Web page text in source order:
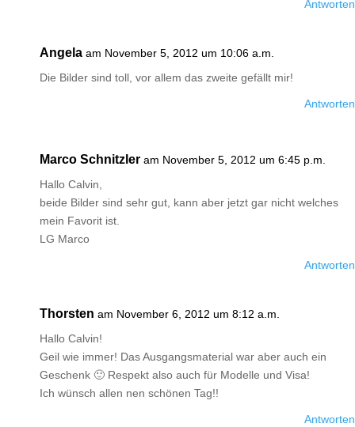
Antworten
Angela am November 5, 2012 um 10:06 a.m.
Die Bilder sind toll, vor allem das zweite gefällt mir!
Antworten
Marco Schnitzler am November 5, 2012 um 6:45 p.m.
Hallo Calvin,
beide Bilder sind sehr gut, kann aber jetzt gar nicht welches
mein Favorit ist.
LG Marco
Antworten
Thorsten am November 6, 2012 um 8:12 a.m.
Hallo Calvin!
Geil wie immer! Das Ausgangsmaterial war aber auch ein
Geschenk 🙂 Respekt also auch für Modelle und Visa!
Ich wünsch allen nen schönen Tag!!
Antworten